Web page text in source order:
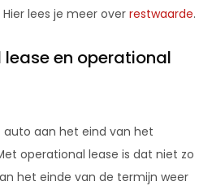
lees je meer over restwaarde.
en operational
auto aan het eind van het
operational lease is dat niet zo
het einde van de termijn weer